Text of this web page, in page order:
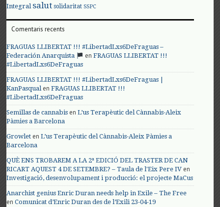
Integral salut solidaritat SSPC
Comentaris recents
FRAGUAS LLIBERTAT !!! #LibertadLxs6DeFraguas –
Federación Anarquista
enFRAGUAS LLIBERTAT !!!
#LibertadLxs6DeFraguas
FRAGUAS LLIBERTAT !!! #LibertadLxs6DeFraguas |
KanPasqualenFRAGUAS LLIBERTAT !!!
#LibertadLxs6DeFraguas
Semillas de cannabis enL’us Terapèutic del Cànnabis-Aleix
Pàmies a Barcelona
Growlet enL’us Terapèutic del Cànnabis-Aleix Pàmies a
Barcelona
QUÈ ENS TROBAREM A LA 2ª EDICIÓ DEL TRASTER DE CAN
RICART AQUEST 4 DE SETEMBRE? – Taula de l'Eix Pere IV en
Investigació, desenvolupament i producció: el projecte MaCus
Anarchist genius Enric Duran needs help in Exile – The Free
enComunicat d’Enric Duran des de l’Exili 23-04-19